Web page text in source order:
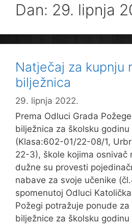
Dan: 29. lipnja
Natječaj za kupnju
bilježnica
29. lipnja 2022.
Prema Odluci Grada
bilježnica za školsku
(Klasa:602-01/22-08/1,
22-3), škole kojima osnivač
dužne su provesti
nabave za svoje učenike
spomenutoj Odluci
Požegi potražuje ponude
bilježnice za školsku